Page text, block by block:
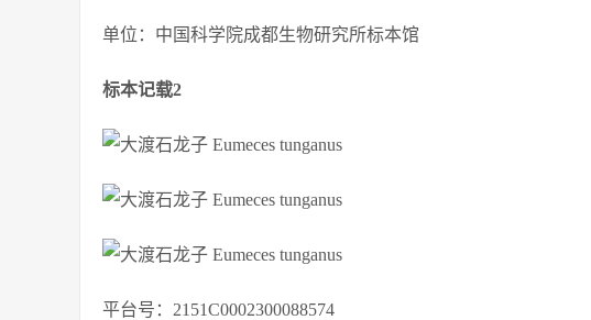
单位：中国科学院成都生物研究所标本馆
标本记载2
平台号：2151C0002300088574